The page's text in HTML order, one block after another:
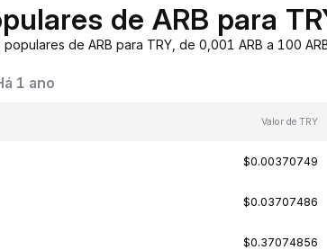
de ARB para
de ARB para TRY, de 0,001 ARB a 100
1 ano
Valor de TRY
$0.00370749
$0.03707486
$0.37074856